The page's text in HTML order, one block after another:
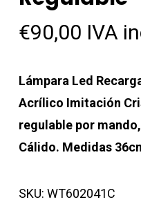
€90,00 IVA
Lámpara Led
Acrílico Imitación
regulable por
Cálido. Medidas
SKU: WT602041C